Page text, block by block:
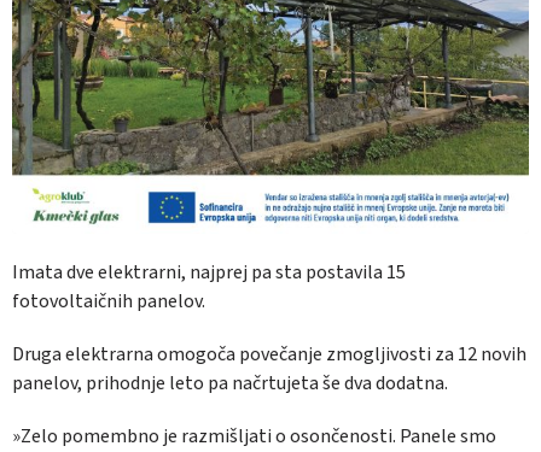
Imata dve elektrarni, najprej pa sta postavila 15
fotovoltaičnih panelov.
Druga elektrarna omogoča povečanje zmogljivosti za 12 novih
panelov, prihodnje leto pa načrtujeta še dva dodatna.
»Zelo pomembno je razmišljati o osončenosti. Panele smo